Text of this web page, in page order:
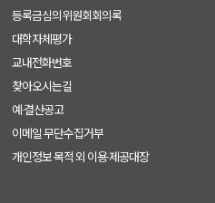
등록금심의위원회회의록
대학자체평가
교내전화번호
찾아오시는길
예·결산공고
이메일 무단수집거부
개인정보 목적 외 이용·제공대장